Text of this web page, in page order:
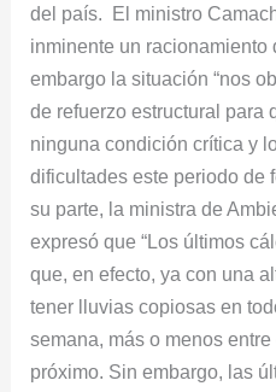
del país. El ministro
inminente un racionamiento
embargo la situación “nos
de refuerzo estructural para
ninguna condición crítica y
dificultades este periodo de
su parte, la ministra de
expresó que “Los últimos
que, en efecto, ya con una
tener lluvias copiosas en
semana, más o menos
próximo. Sin embargo, las
El
Niño